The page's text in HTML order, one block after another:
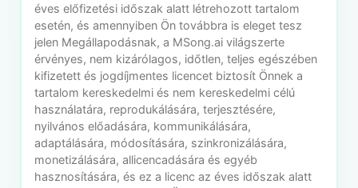
éves előfizetési időszak alatt létrehozott tartalom
esetén, és amennyiben Ön továbbra is eleget tesz
jelen Megállapodásnak, a MSong.ai világszerte
érvényes, nem kizárólagos, időtlen, teljes egészében
kifizetett és jogdíjmentes licencet biztosít Önnek a
tartalom kereskedelmi és nem kereskedelmi célú
használatára, reprodukálására, terjesztésére,
nyilvános előadására, kommunikálására,
adaptálására, módosítására, szinkronizálására,
monetizálására, allicencadására és egyéb
hasznosítására, és ez a licenc az éves időszak alatt